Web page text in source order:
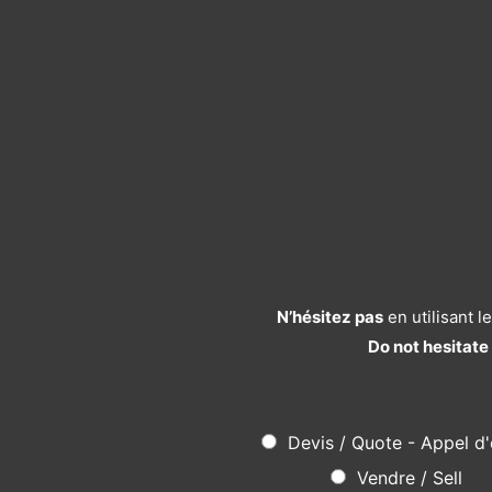
N’hésitez pas en utilisant
Do not hesitate
Devis / Quote - Appel
Vendre / Sell